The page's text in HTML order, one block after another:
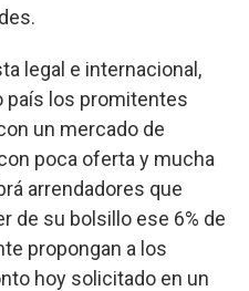
legal e internacional,
país los promitentes
un mercado de
poca oferta y mucha
arrendadores que
de su bolsillo ese 6% de
propongan a los
hoy solicitado en un